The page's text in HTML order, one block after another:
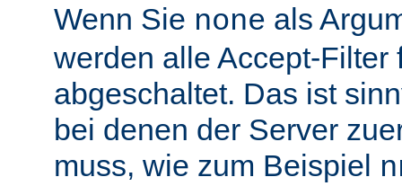
Wenn Sie none als
werden alle Accept-Filter
abgeschaltet. Das ist
bei denen der Server
muss, wie zum Beispiel